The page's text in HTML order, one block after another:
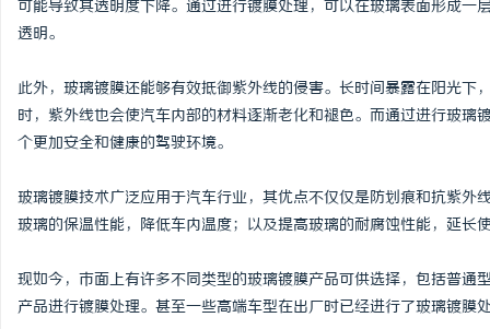
可能导致其透明度下降。通过进行镀膜处理，可以在玻璃表面形成
透明。
此外，玻璃镀膜还能够有效抵御紫外线的侵害。长时间暴露在阳光
时，紫外线也会使汽车内部的材料逐渐老化和褪色。而通过进行玻
个更加安全和健康的驾驶环境。
玻璃镀膜技术广泛应用于汽车行业，其优点不仅仅是防划痕和抗紫
玻璃的保温性能，降低车内温度；以及提高玻璃的耐腐蚀性能，延长
现如今，市面上有许多不同类型的玻璃镀膜产品可供选择，包括普
产品进行镀膜处理。甚至一些高端车型在出厂时已经进行了玻璃镀膜